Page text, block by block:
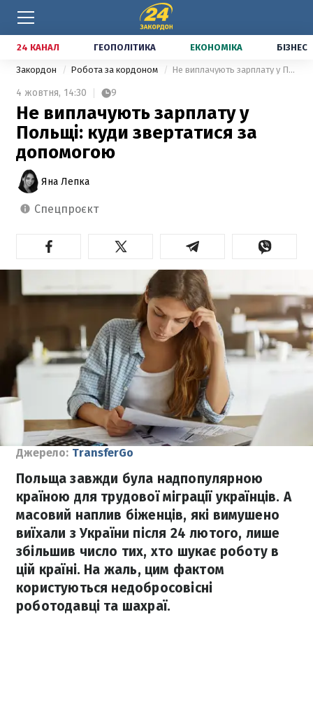
24 КАНАЛ ГЕОПОЛІТИКА ЕКОНОМІКА БІЗНЕС
Закордон Робота за кордоном Не виплачують зарплату у Польщі: куди звертатися за допомогою
4 жовтня, 14:30 9
Не виплачують зарплату у
Польщі: куди звертатися за
допомогою
Яна Лепка
спецпроєкт
Джерело: TransferGo
Польща завжди була надпопулярною
країною для трудової міграції українців. А
масовий наплив біженців, які вимушено
виїхали з України після 24 лютого, лише
збільшив число тих, хто шукає роботу в
цій країні. На жаль, цим фактом
користуються недобросовісні
роботодавці та шахраї.